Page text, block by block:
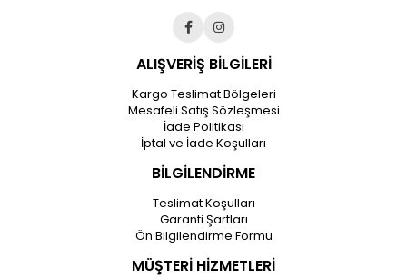
ALIŞVERİŞ BİLGİLERİ
Kargo Teslimat Bölgeleri
Mesafeli Satış Sözleşmesi
İade Politikası
İptal ve İade Koşulları
BİLGİLENDİRME
Teslimat Koşulları
Garanti Şartları
Ön Bilgilendirme Formu
MÜŞTERİ HİZMETLERİ